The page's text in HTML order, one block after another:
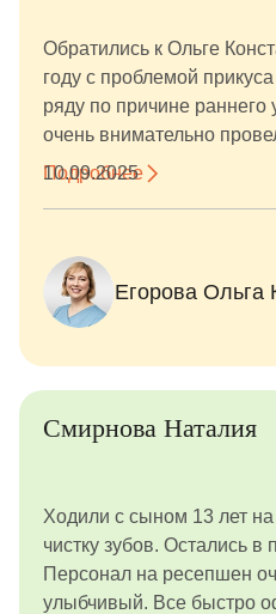
Обратились к Ольге
году с проблемой
ряду по причине раннего
очень внимательно
проконсультировала,
привести в порядок и
довольны! Пришли с
подготовили, и затем
установила нам съёмный
даже, на удивление, не
местах, никуда ничего не
ситуацию на контроле и
нашего любимого
поиске детского
Подробнее
10.09.2025
Егорова Ольга
Смирнова Наталия
Ходили с сыном 13 лет
чистку зубов. Остались в
Персонал на ресепшен
улыбчивый. Все быстро